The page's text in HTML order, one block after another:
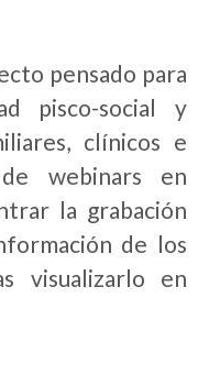
pensado para
pisco-social y
clínicos e
webinars en
la grabación
de los
visualizarlo en